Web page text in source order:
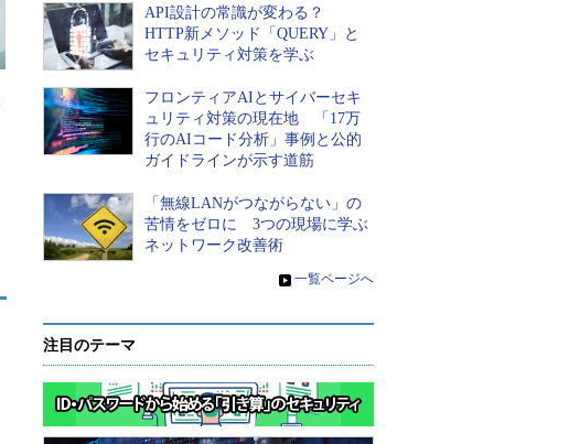
API設計の常識が変わる？
HTTP新メソッド「QUERY」と
セキュリティ対策を学ぶ
フロンティアAIとサイバーセキ
ュリティ対策の現在地 「17万
行のAIコード分析」事例と公的
ガイドラインが示す道筋
「無線LANがつながらない」の
苦情をゼロに 3つの現場に学ぶ
ネットワーク改善術
» 一覧ページへ
注目のテーマ